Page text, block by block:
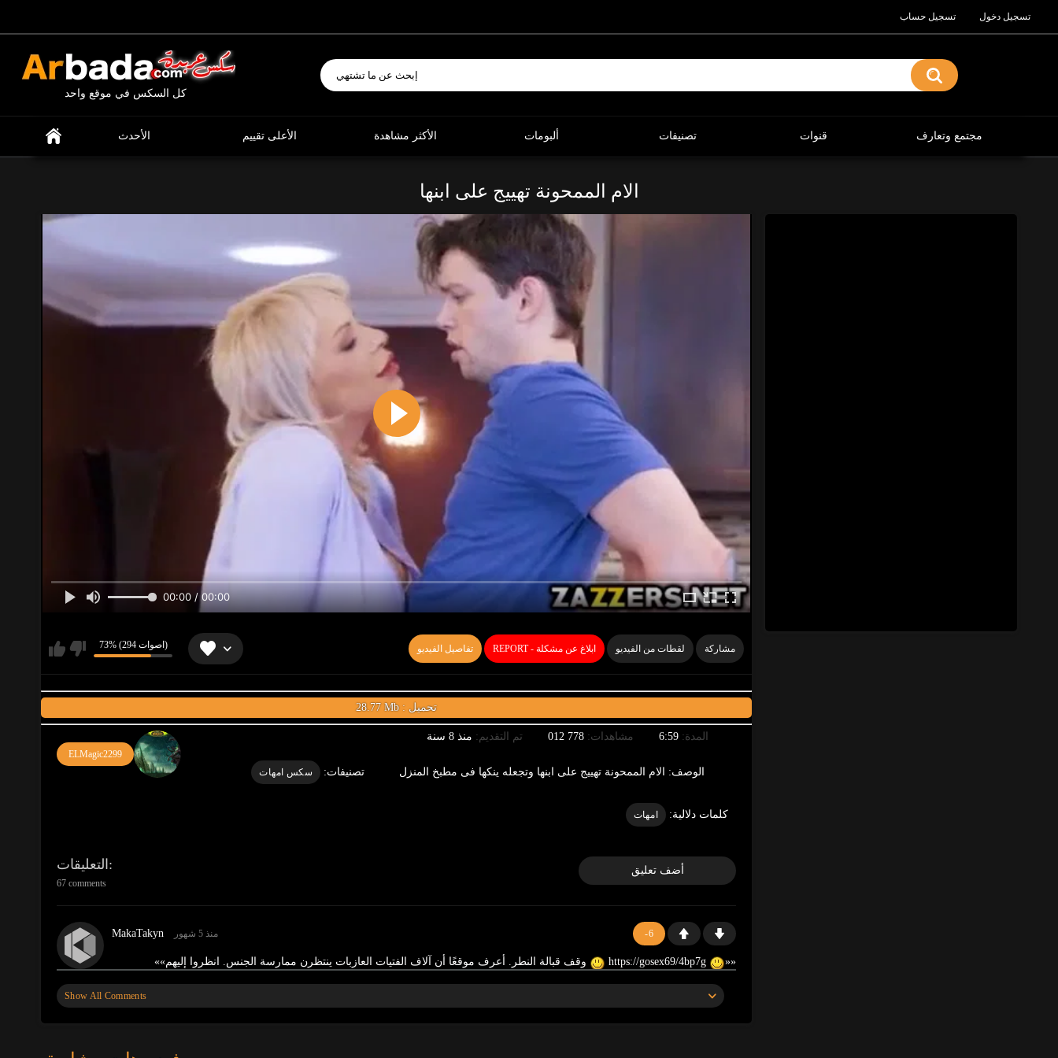
تسجيل حساب تسجيل دخول
كل السكس في موقع واحد
إبحث عن ما تشتهي
الأحدث الأعلى تقييم الأكثر مشاهدة ألبومات تصنيفات قنوات مجتمع وتعارف
الام الممحونة تهييج على ابنها
00:00 / 00:00
73% (294 اصوات) تفاصيل الفيديو REPORT - ابلاغ عن مشكلة لقطات من الفيديو مشاركة
28.77 Mb : تحميل
ELMagic2299
المدة: 6:59 مشاهدات: 778 012 تم التقديم: منذ 8 سنة
الوصف: الام الممحونة تهييج على ابنها وتجعله ينكها فى مطبخ المنزل تصنيفات: سكس امهات
كلمات دلالية: امهات
أضف تعليق التعليقات
67 comments
-6
MakaTakyn منذ 5 شهور
«
« وقف قبالة النطر. أعرف موقعًا أن آلاف الفتيات العازبات ينتظرن ممارسة الجنس. انظروا إليهم»»
-2
BellaWow منذ 6 شهور
Show All Comments